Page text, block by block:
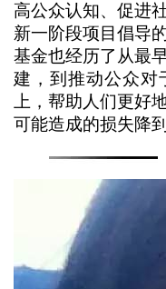
高公众认知、促进
新一阶段项目倡导
基金也经历了从最
建，到推动公众对
上，帮助人们更好
可能造成的损失降到